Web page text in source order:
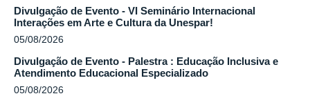
Divulgação de Evento - VI Seminário Internacional
Interações em Arte e Cultura da Unespar!
05/08/2026
Divulgação de Evento - Palestra : Educação Inclusiva e
Atendimento Educacional Especializado
05/08/2026